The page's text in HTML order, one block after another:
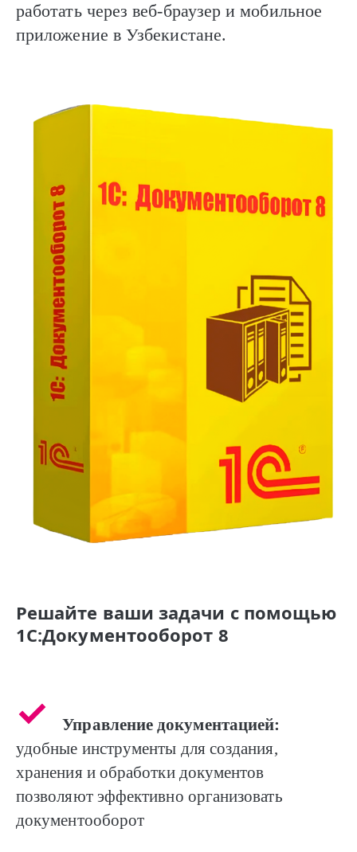
работать через веб-браузер и мобильное
приложение в Узбекистане.
Решайте ваши задачи с помощью
1С:Документооборот 8
Управление документацией:
удобные инструменты для создания,
хранения и обработки документов
позволяют эффективно организовать
документооборот